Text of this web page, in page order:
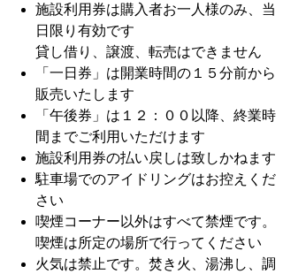
施設利用券は購入者お一人様のみ、当
日限り有効です
貸し借り、譲渡、転売はできません
「一日券」は開業時間の１５分前から
販売いたします
「午後券」は１２：００以降、終業時
間までご利用いただけます
施設利用券の払い戻しは致しかねます
駐車場でのアイドリングはお控えくだ
さい
喫煙コーナー以外はすべて禁煙です。
喫煙は所定の場所で行ってください
火気は禁止です。焚き火、湯沸し、調